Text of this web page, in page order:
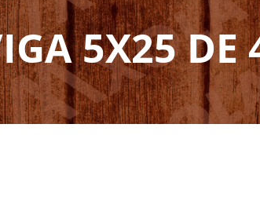
5X25 DE